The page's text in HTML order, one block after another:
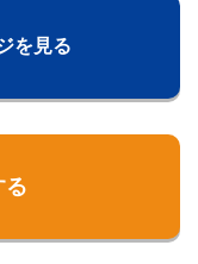
を見る
る